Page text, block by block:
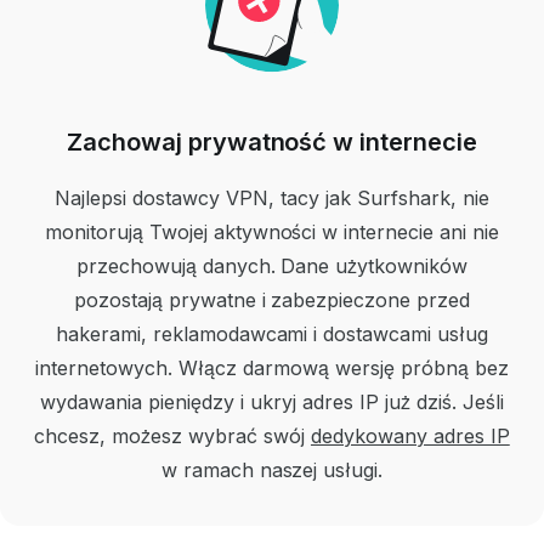
Zachowaj prywatność w internecie
Najlepsi dostawcy VPN, tacy jak Surfshark, nie
monitorują Twojej aktywności w internecie ani nie
przechowują danych. Dane użytkowników
pozostają prywatne i zabezpieczone przed
hakerami, reklamodawcami i dostawcami usług
internetowych. Włącz darmową wersję próbną bez
wydawania pieniędzy i ukryj adres IP już dziś. Jeśli
chcesz, możesz wybrać swój dedykowany adres IP
w ramach naszej usługi.